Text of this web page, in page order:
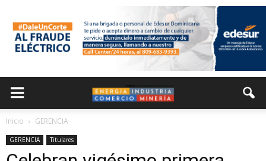
Inicio GERENCIA
GERENCIA Titulares